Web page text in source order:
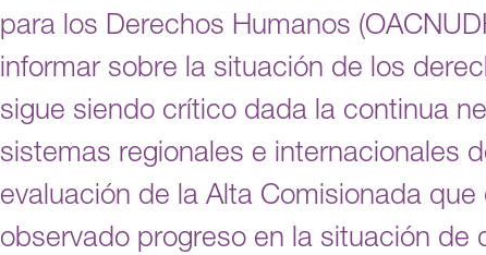
para los Derechos Humanos
informar sobre la situación de los
sigue siendo crítico dada la continua
sistemas regionales e internacionales
evaluación de la Alta Comisionada
observado progreso en la situación